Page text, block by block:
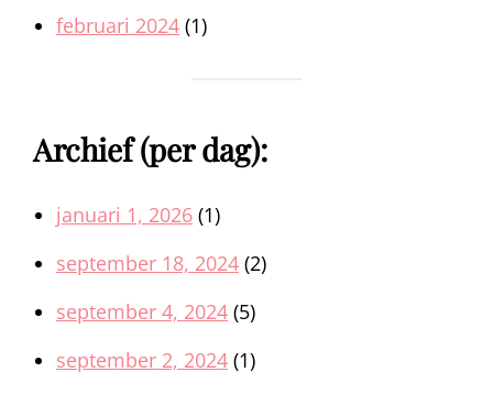
februari 2024 (1)
Archief (per dag):
januari 1, 2026 (1)
september 18, 2024 (2)
september 4, 2024 (5)
september 2, 2024 (1)